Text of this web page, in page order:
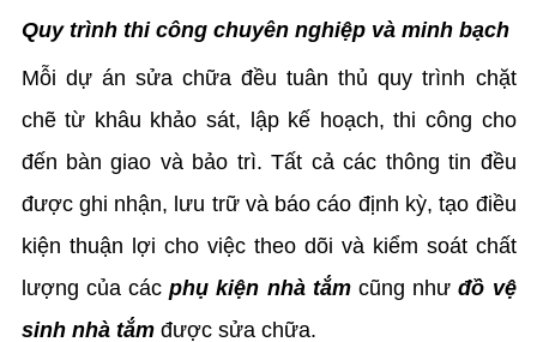
Quy trình thi công chuyên nghiệp và minh bạch
Mỗi dự án sửa chữa đều tuân thủ quy trình chặt
chẽ từ khâu khảo sát, lập kế hoạch, thi công cho
đến bàn giao và bảo trì. Tất cả các thông tin đều
được ghi nhận, lưu trữ và báo cáo định kỳ, tạo điều
kiện thuận lợi cho việc theo dõi và kiểm soát chất
lượng của cácphụ kiện nhà tắmcũng nhưđồ vệ
sinh nhà tắmđược sửa chữa.